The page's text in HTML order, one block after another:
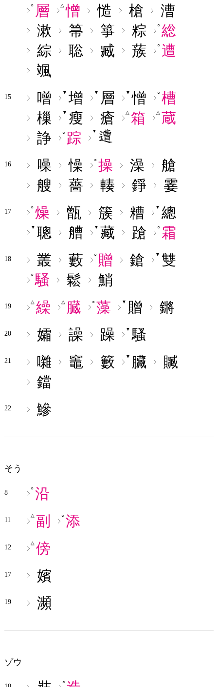
○ 層 △ 憎 慥 槍
漕
漱
箒 箏 粽 ○ 総
綜
聡 臧 蔟 ○ 遭
颯
15 噌 ▼ 增 ▼ 層 ▼ 憎 ○ 槽
樔
▼ 瘦 瘡 △ 箱 △ 蔵
諍
○ 踪 ▼
16 噪 懆 ○ 操 澡
艙
艘
薔 輳 錚 霎
17
○ 燥 甑 簇 糟 ▼ 總
▼ 聰 艚 ▼ 藏 蹌 ○ 霜
18 叢 藪 ○ 贈 鎗 ▼ 雙
○ 騒 鬆 鮹
19
△ 繰 △ 臓 ○ 藻 ▼ 贈 鏘
20 孀 譟 躁 ▼ 騷
21 囃 竈 籔 ▼ 臟
贓
鐺
22 鰺
そう
8
○ 沿
11
△ 副 ○ 添
12
△ 傍
17 嬪
19 瀕
ゾウ
○